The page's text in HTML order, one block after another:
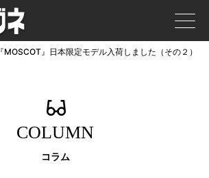
『MOSCOT』日本限定モデル入荷しました（その２）
COLUMN
コラム